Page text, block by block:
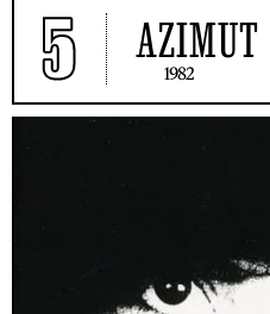
5 AZIMUT
1982